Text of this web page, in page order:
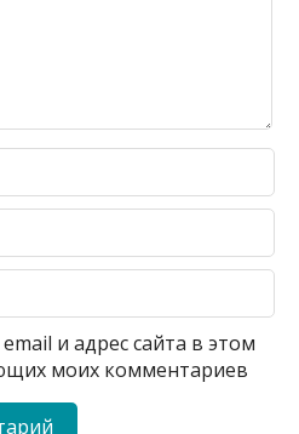
и адрес сайта в этом
моих комментариев